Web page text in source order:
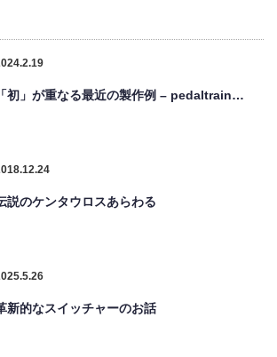
「初」が重なる最近の製作例 – pedaltrain…
説のケンタウロスあらわる
新的なスイッチャーのお話